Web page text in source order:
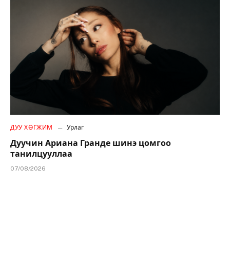
ДУУ ХӨГЖИМ Урлаг
Дуучин Ариана Гранде шинэ цомгоо
танилцууллаа
07/08/2026